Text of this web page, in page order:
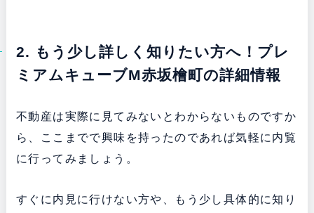
2. もう少し詳しく知りたい方へ！プレ
ミアムキューブM赤坂檜町の詳細情報
不動産は実際に見てみないとわからないものですか
ら、ここまでで興味を持ったのであれば気軽に内覧
に行ってみましょう。
すぐに内見に行けない方や、もう少し具体的に知り